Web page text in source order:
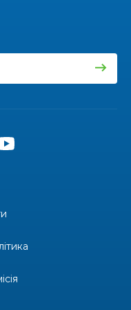
житловий
Полтаву
позивний
юних бахмутян